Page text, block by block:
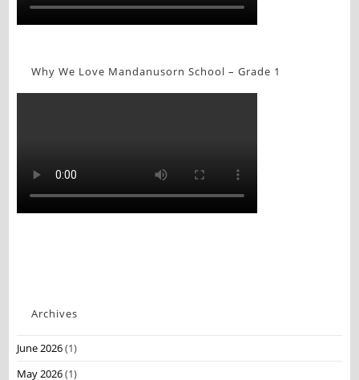
Why We Love Mandanusorn School – Grade 1
Archives
June 2026(1)
May 2026(1)